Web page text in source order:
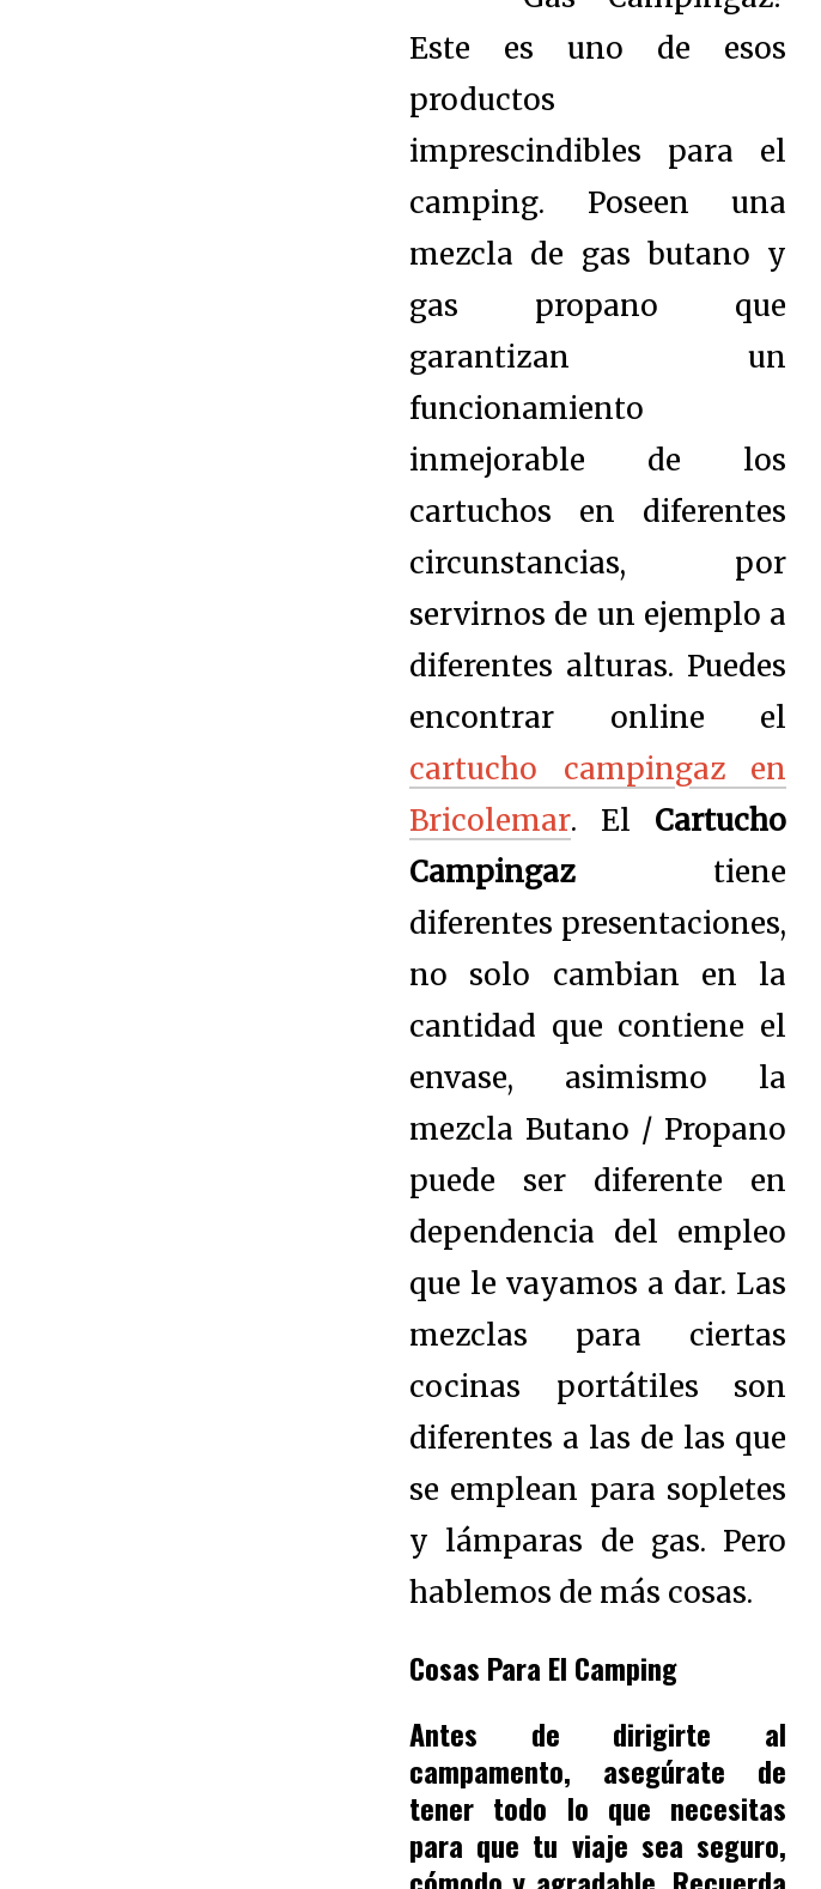
Este es uno de esos
productos
imprescindibles para el
camping. Poseen una
mezcla de gas butano y
gas propano que
garantizan un
funcionamiento
inmejorable de los
cartuchos en diferentes
circunstancias, por
servirnos de un ejemplo a
diferentes alturas. Puedes
encontrar online el
cartucho campingaz en
Bricolemar. El Cartucho
Campingaztiene
diferentes presentaciones,
no solo cambian en la
cantidad que contiene el
envase, asimismo la
mezcla Butano / Propano
puede ser diferente en
dependencia del empleo
que le vayamos a dar. Las
mezclas para ciertas
cocinas portátiles son
diferentes a las de las que
se emplean para sopletes
y lámparas de gas. Pero
hablemos de más cosas.
Cosas Para El Camping
Antes de dirigirte al
campamento, asegúrate de
tener todo lo que necesitas
para que tu viaje sea seguro,